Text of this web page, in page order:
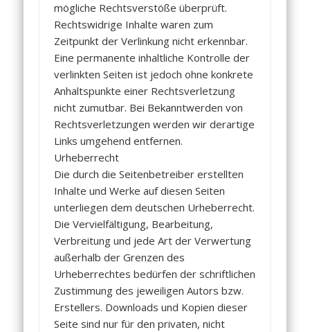
mögliche Rechtsverstöße überprüft.
Rechtswidrige Inhalte waren zum
Zeitpunkt der Verlinkung nicht erkennbar.
Eine permanente inhaltliche Kontrolle der
verlinkten Seiten ist jedoch ohne konkrete
Anhaltspunkte einer Rechtsverletzung
nicht zumutbar. Bei Bekanntwerden von
Rechtsverletzungen werden wir derartige
Links umgehend entfernen.
Urheberrecht
Die durch die Seitenbetreiber erstellten
Inhalte und Werke auf diesen Seiten
unterliegen dem deutschen Urheberrecht.
Die Vervielfältigung, Bearbeitung,
Verbreitung und jede Art der Verwertung
außerhalb der Grenzen des
Urheberrechtes bedürfen der schriftlichen
Zustimmung des jeweiligen Autors bzw.
Erstellers. Downloads und Kopien dieser
Seite sind nur für den privaten, nicht